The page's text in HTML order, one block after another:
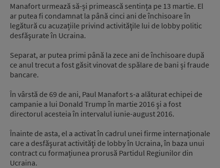
Manafort urmează să-și primească sentința pe 13 martie. El
ar putea fi condamnat la până cinci ani de închisoare în
legătură cu acuzațiile privind activităţile lui de lobby politic
desfăşurate în Ucraina.
Separat, ar putea primi până la zece ani de închisoare după
ce anul trecut a fost găsit vinovat de spălare de bani și fraude
bancare.
În vârstă de 69 de ani, Paul Manafort s-a alăturat echipei de
campanie a lui Donald Trump în martie 2016 şi a fost
directorul acesteia în intervalul iunie-august 2016.
Înainte de asta, el a activat în cadrul unei firme internaționale
care a desfăşurat activităţi de lobby în Ucraina, în baza unui
contract cu formațiunea prorusă Partidul Regiunilor din
Ucraina.